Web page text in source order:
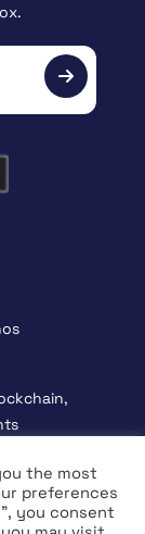
Condition
the most
preferences
you consent